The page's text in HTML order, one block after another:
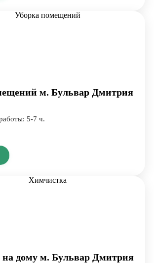
м. Бульвар Дмитрия
5-7 ч.
дому м. Бульвар Дмитрия